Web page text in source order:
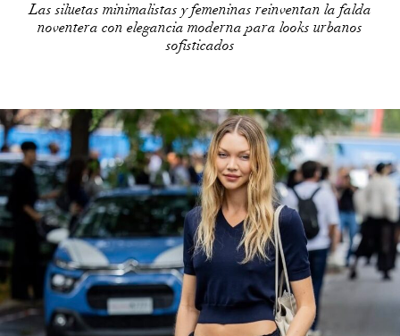
Las siluetas minimalistas y femeninas reinventan la falda
noventera con elegancia moderna para looks urbanos
sofisticados